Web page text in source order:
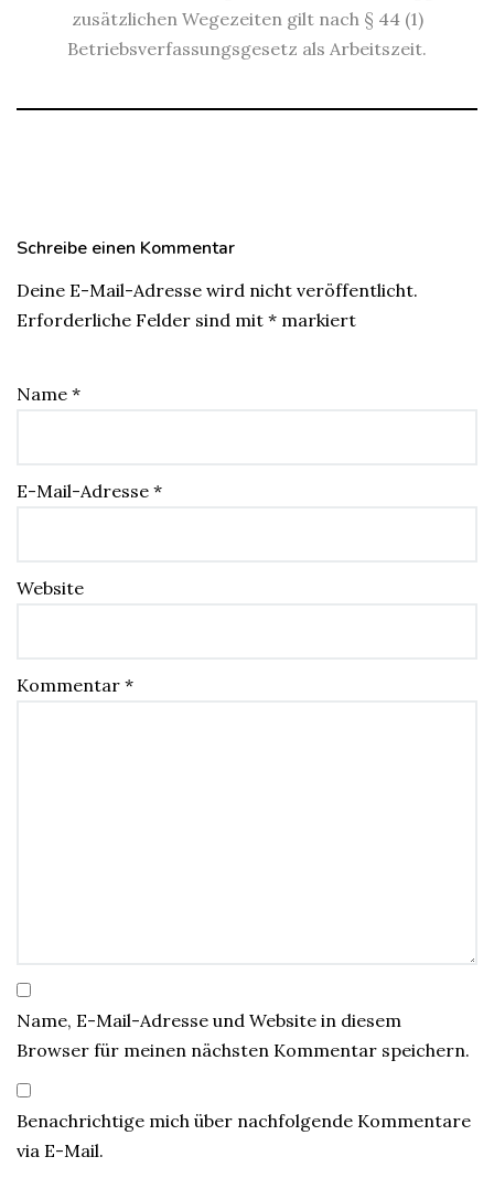
zusätzlichen Wegezeiten gilt nach § 44 (1)
Betriebsverfassungsgesetz als Arbeitszeit.
Schreibe einen Kommentar
Deine E-Mail-Adresse wird nicht veröffentlicht.
Erforderliche Felder sind mit * markiert
Name *
E-Mail-Adresse *
Website
Kommentar *
Name, E-Mail-Adresse und Website in diesem
Browser für meinen nächsten Kommentar speichern.
Benachrichtige mich über nachfolgende Kommentare
via E-Mail.